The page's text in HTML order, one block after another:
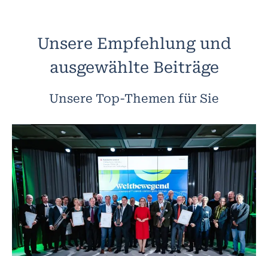
Unsere Empfehlung und
ausgewählte Beiträge
Unsere Top-Themen für Sie